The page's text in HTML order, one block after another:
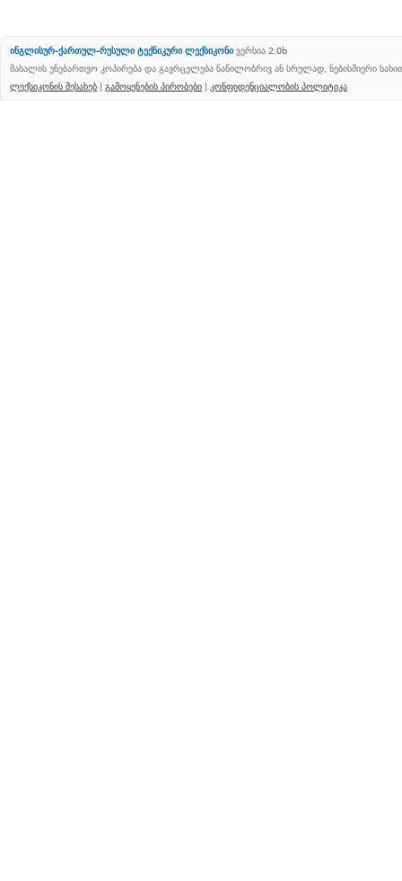
ინგლისურ-ქართულ-რუსული ტექნიკური ლექსიკონი ვერსია 2.0b
მასალის უნებართვო კოპირება და გავრცელება ნაწილობრივ ან სრულად, ნებისმიერი
ლექსიკონის შესახებ | გამოყენების პირობები | კონფიდენციალობის პოლიტიკა